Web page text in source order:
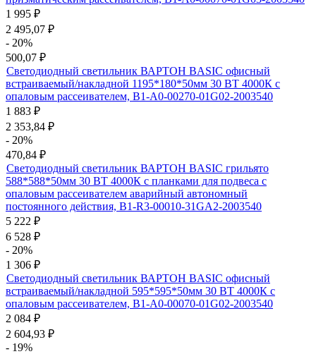
1 995 ₽
2 495,07 ₽
- 20%
500,07 ₽
Светодиодный светильник ВАРТОН BASIC офисный
встраиваемый/накладной 1195*180*50мм 30 ВТ 4000К с
опаловым рассеивателем, B1-A0-00270-01G02-2003540
1 883 ₽
2 353,84 ₽
- 20%
470,84 ₽
Светодиодный светильник ВАРТОН BASIC грильято
588*588*50мм 30 ВТ 4000К с планками для подвеса с
опаловым рассеивателем аварийный автономный
постоянного действия, B1-R3-00010-31GA2-2003540
5 222 ₽
6 528 ₽
- 20%
1 306 ₽
Светодиодный светильник ВАРТОН BASIC офисный
встраиваемый/накладной 595*595*50мм 30 ВТ 4000К с
опаловым рассеивателем, B1-A0-00070-01G02-2003540
2 084 ₽
2 604,93 ₽
- 19%